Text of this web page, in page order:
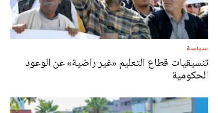
سياسة
تنسيقيات قطاع التعليم «غير راضية» عن الوعود
الحكومية